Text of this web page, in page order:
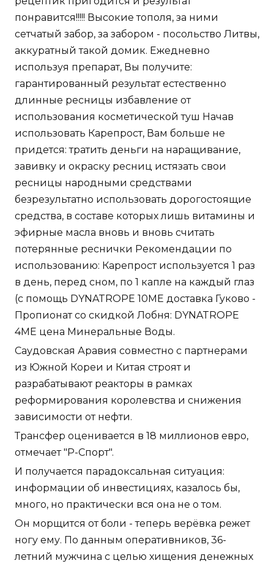
понравится!!!!! Высокие тополя, за ними
сетчатый забор, за забором - посольство Литвы,
аккуратный такой домик. Ежедневно
используя препарат, Вы получите:
гарантированный результат естественно
длинные ресницы избавление от
использования косметической туш Начав
использовать Карепрост, Вам больше не
придется: тратить деньги на наращивание,
завивку и окраску ресниц истязать свои
ресницы народными средствами
безрезультатно использовать дорогостоящие
средства, в составе которых лишь витамины и
эфирные масла вновь и вновь считать
потерянные реснички Рекомендации по
использованию: Карепрост используется 1 раз
в день, перед сном, по 1 капле на каждый глаз
(с помощь DYNATROPE 10ME доставка Гуково -
Пропионат со скидкой Лобня: DYNATROPE
4ME цена Минеральные Воды.
Саудовская Аравия совместно с партнерами
из Южной Кореи и Китая строят и
разрабатывают реакторы в рамках
реформирования королевства и снижения
зависимости от нефти.
Трансфер оценивается в 18 миллионов евро,
отмечает "Р-Спорт".
И получается парадоксальная ситуация:
информации об инвестициях, казалось бы,
много, но практически вся она не о том.
Он морщится от боли - теперь верёвка режет
ногу ему. По данным оперативников, 36-
летний мужчина с целью хищения денежных